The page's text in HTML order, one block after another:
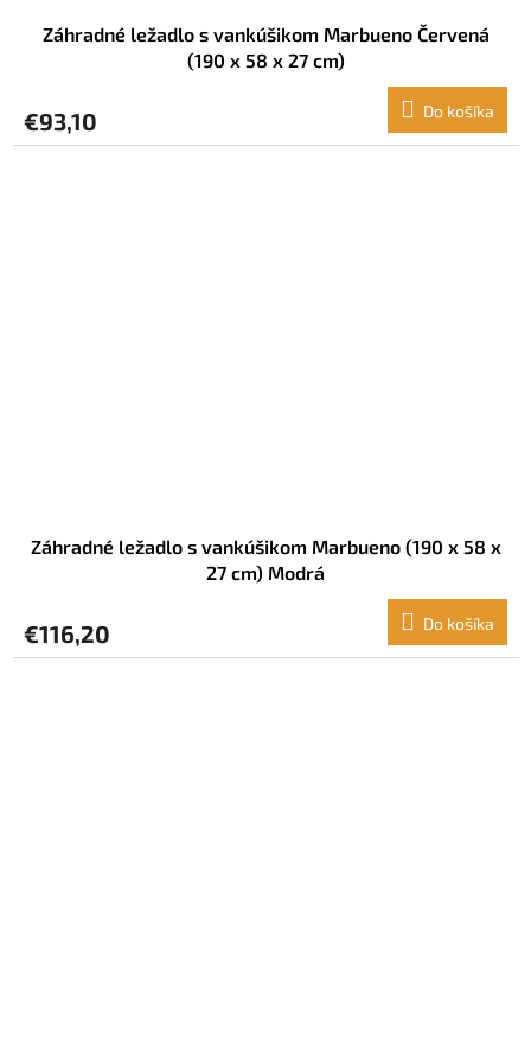
Záhradné ležadlo s vankúšikom Marbueno Červená
(190 x 58 x 27 cm)
€93,10 Do košíka
Záhradné ležadlo s vankúšikom Marbueno (190 x 58 x
27 cm) Modrá
€116,20 Do košíka